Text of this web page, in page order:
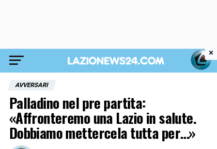
AVVERSARI
Palladino nel pre partita:
«Affronteremo una Lazio in salute.
Dobbiamo mettercela tutta per…»
×